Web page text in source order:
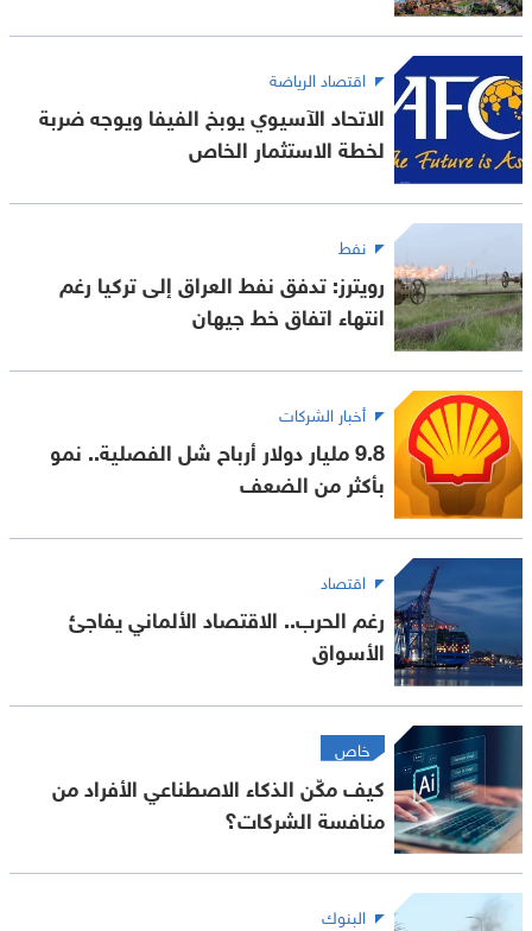
اقتصاد الرياضة
الاتحاد الآسيوي يوبخ الفيفا ويوجه ضربة
لخطة الاستثمار الخاص
نفط
رويترز: تدفق نفط العراق إلى تركيا رغم
انتهاء اتفاق خط جيهان
أخبار الشركات
9.8 مليار دولار أرباح شل الفصلية.. نمو
بأكثر من الضعف
اقتصاد
رغم الحرب.. الاقتصاد الألماني يفاجئ
الأسواق
خاص
كيف مكّن الذكاء الاصطناعي الأفراد من
منافسة الشركات؟
البنوك